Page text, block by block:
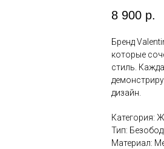
8 900 р.
Бренд
которые
стиль.
дизайн.
Категория:
Тип:
Материал: